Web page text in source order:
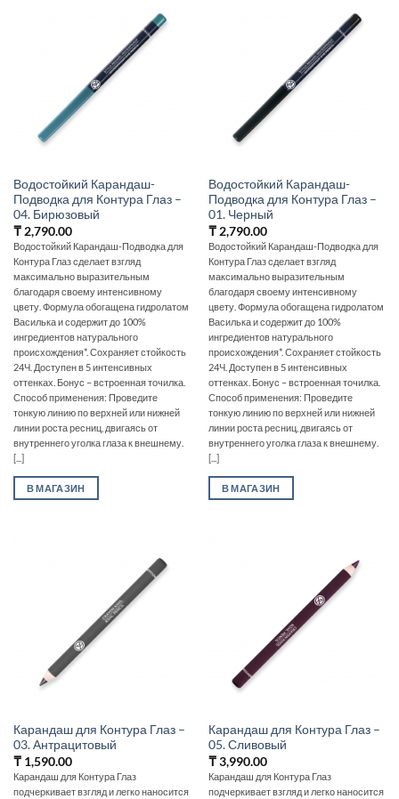
Водостойкий Карандаш-
Подводка для Контура Глаз –
04. Бирюзовый
₸2,790.00
Водостойкий Карандаш-Подводка для
Контура Глаз сделает взгляд
максимально выразительным
благодаря своему интенсивному
цвету. Формула обогащена гидролатом
Василька и содержит до 100%
ингредиентов натурального
происхождения*. Сохраняет стойкость
24Ч. Доступен в 5 интенсивных
оттенках. Бонус – встроенная точилка.
Способ применения: Проведите
тонкую линию по верхней или нижней
линии роста ресниц, двигаясь от
внутреннего уголка глаза к внешнему.
[...]
В МАГАЗИН
Водостойкий Карандаш-
Подводка для Контура Глаз –
01. Черный
₸2,790.00
Водостойкий Карандаш-Подводка для
Контура Глаз сделает взгляд
максимально выразительным
благодаря своему интенсивному
цвету. Формула обогащена гидролатом
Василька и содержит до 100%
ингредиентов натурального
происхождения*. Сохраняет стойкость
24Ч. Доступен в 5 интенсивных
оттенках. Бонус – встроенная точилка.
Способ применения: Проведите
тонкую линию по верхней или нижней
линии роста ресниц, двигаясь от
внутреннего уголка глаза к внешнему.
[...]
В МАГАЗИН
Карандаш для Контура Глаз –
03. Антрацитовый
₸1,590.00
Карандаш для Контура Глаз
подчеркивает взгляд и легко наносится
Карандаш для Контура Глаз –
05. Сливовый
₸3,990.00
Карандаш для Контура Глаз
подчеркивает взгляд и легко наносится